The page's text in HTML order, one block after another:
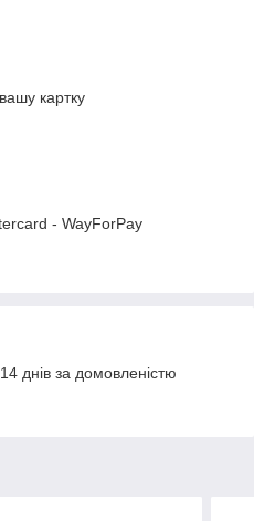
картку
- WayForPay
днів за домовленістю